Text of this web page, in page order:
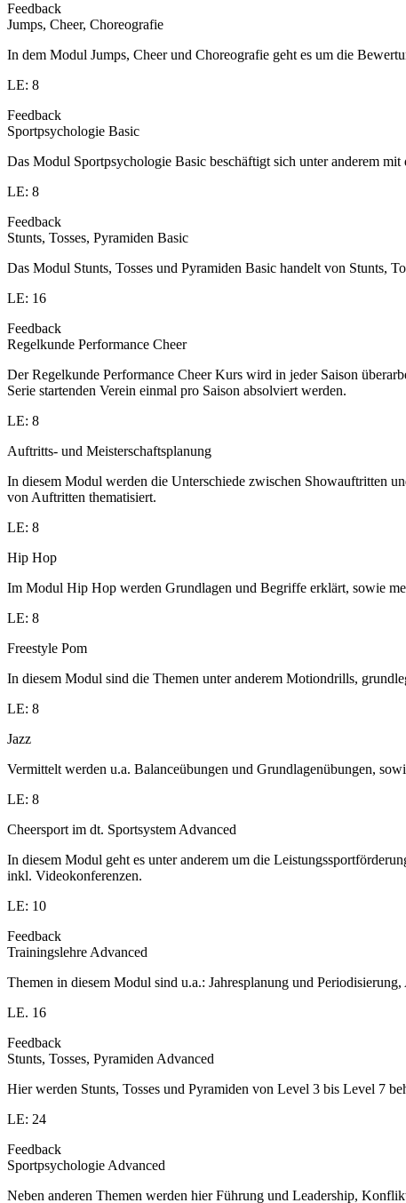
Feedback
Jumps, Cheer, Choreografie
In dem Modul Jumps, Cheer und Choreografie geht es um die
LE: 8
Feedback
Sportpsychologie Basic
Das Modul Sportpsychologie Basic beschäftigt sich unter anderem
LE: 8
Feedback
Stunts, Tosses, Pyramiden Basic
Das Modul Stunts, Tosses und Pyramiden Basic handelt von Stunts,
LE: 16
Feedback
Regelkunde Performance Cheer
Der Regelkunde Performance Cheer Kurs wird in jeder Saison
Serie startenden Verein einmal pro Saison absolviert werden.
LE: 8
Auftritts- und Meisterschaftsplanung
In diesem Modul werden die Unterschiede zwischen Showauftritten
von Auftritten thematisiert.
LE: 8
Hip Hop
Im Modul Hip Hop werden Grundlagen und Begriffe erklärt, sowie
LE: 8
Freestyle Pom
In diesem Modul sind die Themen unter anderem Motiondrills,
LE: 8
Jazz
Vermittelt werden u.a. Balanceübungen und Grundlagenübungen,
LE: 8
Cheersport im dt. Sportsystem Advanced
In diesem Modul geht es unter anderem um die
inkl. Videokonferenzen.
LE: 10
Feedback
Trainingslehre Advanced
Themen in diesem Modul sind u.a.: Jahresplanung und
LE. 16
Feedback
Stunts, Tosses, Pyramiden Advanced
Hier werden Stunts, Tosses und Pyramiden von Level 3 bis Level 7
LE: 24
Feedback
Sportpsychologie Advanced
Neben anderen Themen werden hier Führung und Leadership,